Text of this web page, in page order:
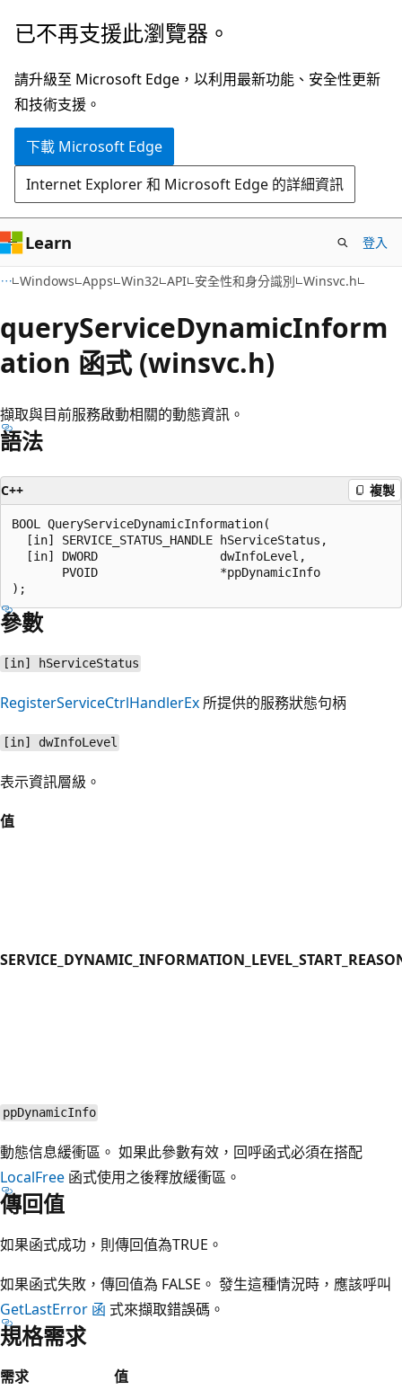
跳
主
要
內
已不再支援此瀏覽器。
請升級至 Microsoft Edge，以利用最新功能、安全性更新
和技術支援。
下載 Microsoft Edge
Internet Explorer 和 Microsoft Edge 的詳細資訊
Learn 登入
Windows Apps Win32 API 安全性和身分識別 Winsvc.h
queryServiceDynamicInform
ation 函式 (winsvc.h)
擷取與目前服務啟動相關的動態資訊。
語法
C++ 複製
BOOL QueryServiceDynamicInformation(
  [in] SERVICE_STATUS_HANDLE hServiceStatus,
  [in] DWORD                 dwInfoLevel,
       PVOID                 *ppDynamicInfo
參數
[in] hServiceStatus
RegisterServiceCtrlHandlerEx 所提供的服務狀態句柄
[in] dwInfoLevel
表示資訊層級。
值
ppDynamicInfo
動態信息緩衝區。 如果此參數有效，回呼函式必須在搭配
LocalFree 函式使用之後釋放緩衝區。
傳回值
如果函式成功，則傳回值為TRUE。
如果函式失敗，傳回值為 FALSE。 發生這種情況時，應該呼叫
GetLastError 函 式來擷取錯誤碼。
規格需求
需求
值